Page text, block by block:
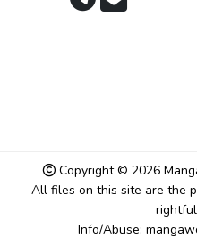
Copyright © 2026
All files on this site are the
Info/Abuse: